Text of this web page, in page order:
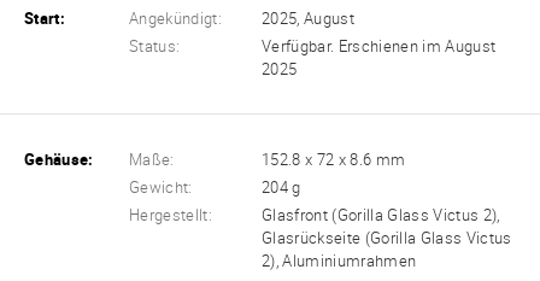
Start: Angekündigt:
2025, August
Status:
Verfügbar. Erschienen im August
2025
Gehäuse: Maße:
152.8 x 72 x 8.6 mm
Gewicht:
204 g
Hergestellt:
Glasfront (Gorilla Glass Victus 2),
Glasrückseite (Gorilla Glass Victus
2), Aluminiumrahmen